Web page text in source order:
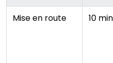
Mise en route
10 min